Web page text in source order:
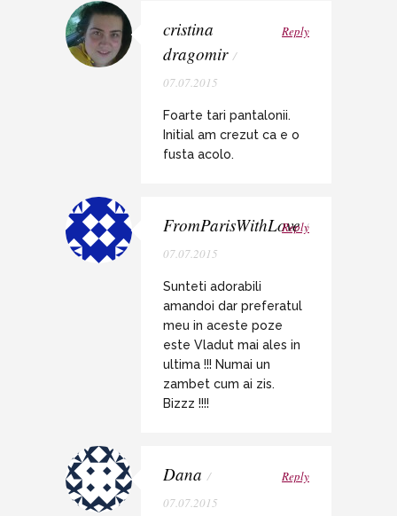
cristina
dragomir /
07.07.2015
Reply
Foarte tari pantalonii.
Initial am crezut ca e o
fusta acolo.
FromParisWithLove /
07.07.2015
Reply
Sunteti adorabili
amandoi dar preferatul
meu in aceste poze
este Vladut mai ales in
ultima !!! Numai un
zambet cum ai zis.
Bizzz !!!!
Dana /
07.07.2015
Reply